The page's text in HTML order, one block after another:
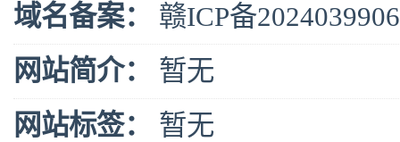
域名备案：
赣ICP备
网站简介：
暂无
网站标签：
暂无